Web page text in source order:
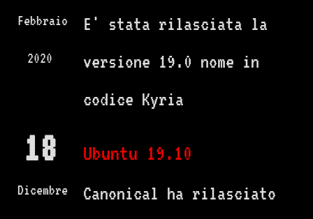
Febbraio
2020
E' stata rilasciata la
versione 19.0 nome in
codice Kyria
18
Dicembre
Ubuntu 19.10
Canonical ha rilasciato